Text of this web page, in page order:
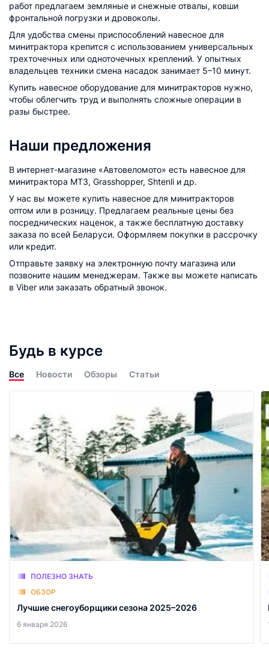
работ предлагаем земляные и снежные отвалы, ковши
фронтальной погрузки и дровоколы.
Для удобства смены приспособлений навесное для
минитрактора крепится с использованием универсальных
трехточечных или одноточечных креплений. У опытных
владельцев техники смена насадок занимает 5–10 минут.
Купить навесное оборудование для минитракторов нужно,
чтобы облегчить труд и выполнять сложные операции в
разы быстрее.
Наши предложения
В интернет-магазине «Автовеломото» есть навесное для
минитрактора МТЗ, Grasshopper, Shtenli и др.
У нас вы можете купить навесное для минитракторов
оптом или в розницу. Предлагаем реальные цены без
посреднических наценок, а также бесплатную доставку
заказа по всей Беларуси. Оформляем покупки в рассрочку
или кредит.
Отправьте заявку на электронную почту магазина или
позвоните нашим менеджерам. Также вы можете написать
в Viber или заказать обратный звонок.
Будь в курсе
Все Новости Обзоры Статьи
ПОЛЕЗНО ЗНАТЬ
ОБЗОР
Лучшие снегоуборщики сезона 2025–2026
6 января 2026